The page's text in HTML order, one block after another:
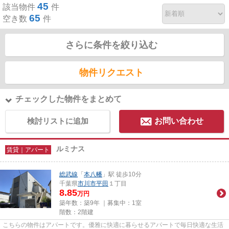
該当物件 45 件
空き数 65 件
さらに条件を絞り込む
物件リクエスト
チェックした物件をまとめて
検討リストに追加 お問い合わせ
賃貸｜アパート ルミナス
総武線 「 本八幡 」駅 徒歩10分
千葉県市川市平田 １丁目
8.85万円
築年数：築9年 ｜募集中： 1室
階数：2階建
こちらの物件はアパートです。優雅に快適に暮らせるアパートで毎日快適な生活